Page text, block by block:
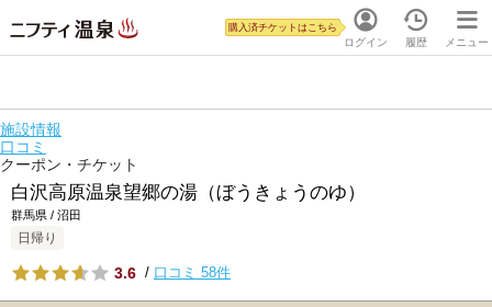
ログイン
購入済チケットはこちら
履歴 メニュー
施設情報
口コミ
クーポン・チケット
白沢高原温泉望郷の湯（ぼうきょうのゆ）
群馬県 / 沼田
日帰り
3.6 / 口コミ 58件